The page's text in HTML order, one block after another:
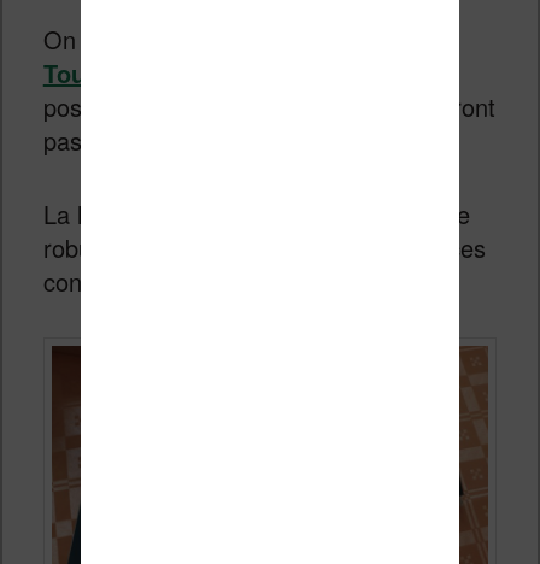
On retrouve donc la forme des
Touch Lux 5
possesseurs de Vivlio Touch HD ne seront
pas dépaysés non plus.
La liseuse est conçue dans un plastique
robuste. On trouve un écran de 6 pouces
conçu par l’entreprise E Ink.